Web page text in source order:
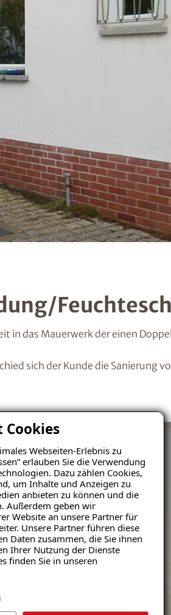
Cookies
Webseiten-Erlebnis zu
erlauben Sie die Verwendung
Dazu zählen Cookies,
um Inhalte und Anzeigen zu
anbieten zu können und die
Außerdem geben wir
Website an unsere Partner für
Unsere Partner führen diese
Daten zusammen, die Sie ihnen
Ihrer Nutzung der Dienste
finden Sie in unseren
in das Mauerwerk der einen
sich der Kunde die Sanierung